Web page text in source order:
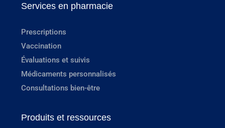
Services en pharmacie
Prescriptions
Vaccination
Évaluations et suivis
Médicaments personnalisés
Consultations bien-être
Produits et ressources